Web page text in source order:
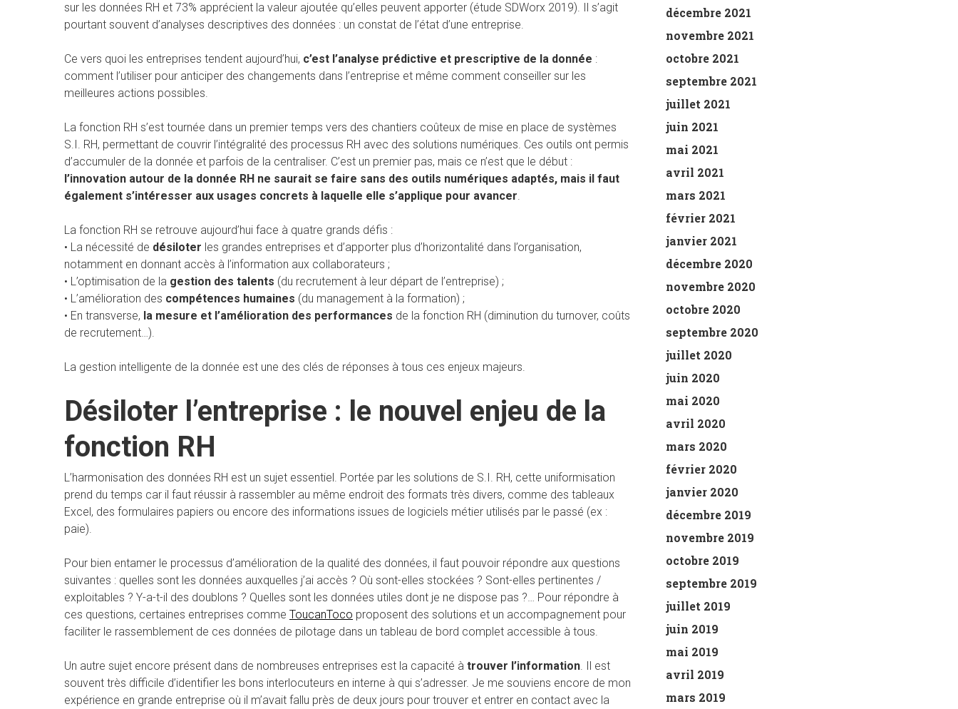
sur les données RH et 73% apprécient la valeur ajoutée qu’elles peuvent apporter (étude SDWorx 2019). Il s’agit
pourtant souvent d’analyses descriptives des données : un constat de l’état d’une entreprise.
Ce vers quoi les entreprises tendent aujourd’hui, c’est l’analyse prédictive et prescriptive de la donnée :
comment l’utiliser pour anticiper des changements dans l’entreprise et même comment conseiller sur les
meilleures actions possibles.
La fonction RH s’est tournée dans un premier temps vers des chantiers coûteux de mise en place de systèmes
S.I. RH, permettant de couvrir l’intégralité des processus RH avec des solutions numériques. Ces outils ont permis
d’accumuler de la donnée et parfois de la centraliser. C’est un premier pas, mais ce n’est que le début :
l’innovation autour de la donnée RH ne saurait se faire sans des outils numériques adaptés, mais il faut
également s’intéresser aux usages concrets à laquelle elle s’applique pour avancer
La fonction RH se retrouve aujourd’hui face à quatre grands défis :
• La nécessité de désiloter les grandes entreprises et d’apporter plus d’horizontalité dans l’organisation,
notamment en donnant accès à l’information aux collaborateurs ;
• L’optimisation de la gestion des talents (du recrutement à leur départ de l’entreprise) ;
• L’amélioration des compétences humaines (du management à la formation) ;
• En transverse, la mesure et l’amélioration des performances de la fonction RH (diminution du turnover, coûts
de recrutement…).
La gestion intelligente de la donnée est une des clés de réponses à tous ces enjeux majeurs.
Désiloter l’entreprise : le nouvel enjeu de la
fonction RH
L’harmonisation des données RH est un sujet essentiel. Portée par les solutions de S.I. RH, cette uniformisation
prend du temps car il faut réussir à rassembler au même endroit des formats très divers, comme des tableaux
Excel, des formulaires papiers ou encore des informations issues de logiciels métier utilisés par le passé (ex :
paie).
Pour bien entamer le processus d’amélioration de la qualité des données, il faut pouvoir répondre aux questions
suivantes : quelles sont les données auxquelles j’ai accès ? Où sont-elles stockées ? Sont-elles pertinentes /
exploitables ? Y-a-t-il des doublons ? Quelles sont les données utiles dont je ne dispose pas ?… Pour répondre à
ces questions, certaines entreprises comme ToucanToco proposent des solutions et un accompagnement pour
faciliter le rassemblement de ces données de pilotage dans un tableau de bord complet accessible à tous.
Un autre sujet encore présent dans de nombreuses entreprises est la capacité à trouver l’information . Il est
souvent très difficile d’identifier les bons interlocuteurs en interne à qui s’adresser. Je me souviens encore de mon
expérience en grande entreprise où il m’avait fallu près de deux jours pour trouver et entrer en contact avec la
décembre 2021
novembre 2021
octobre 2021
septembre 2021
juillet 2021
juin 2021
mai 2021
avril 2021
mars 2021
février 2021
janvier 2021
décembre 2020
novembre 2020
octobre 2020
septembre 2020
juillet 2020
juin 2020
mai 2020
avril 2020
mars 2020
février 2020
janvier 2020
décembre 2019
novembre 2019
octobre 2019
septembre 2019
juillet 2019
juin 2019
mai 2019
avril 2019
mars 2019